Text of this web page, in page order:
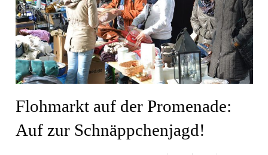
Flohmarkt auf der Promenade:
Auf zur Schnäppchenjagd!